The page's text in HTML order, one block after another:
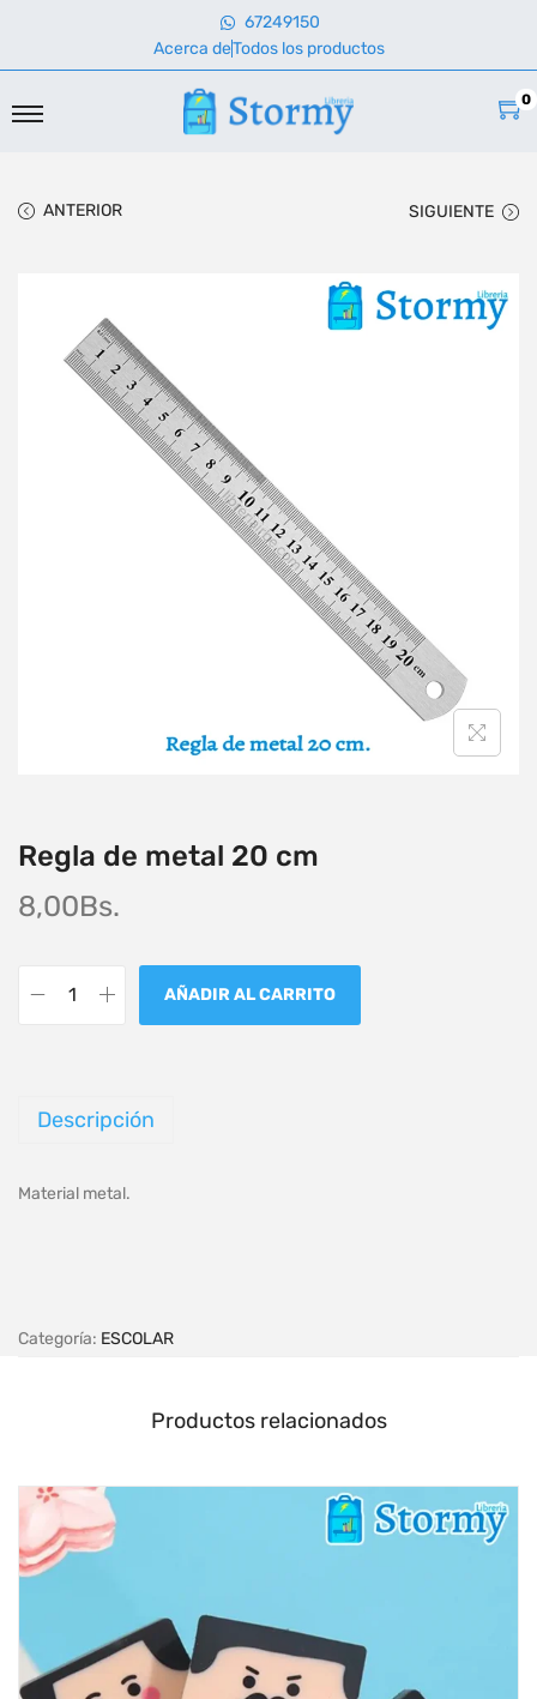
67249150
Acerca deTodos los productos
0
ANTERIOR SIGUIENTE
Regla de metal 20 cm
8,00Bs.
AÑADIR AL CARRITO
Descripción
Material metal.
Categoría: ESCOLAR
Productos relacionados